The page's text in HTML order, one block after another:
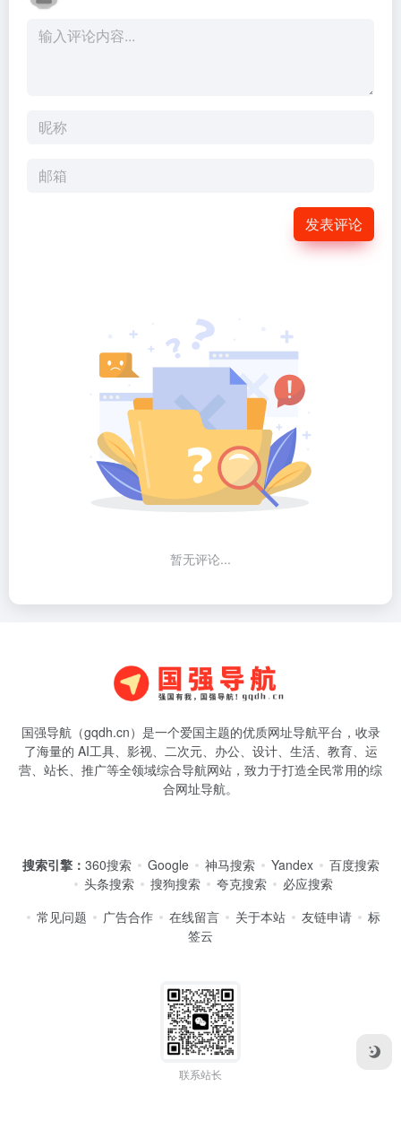
发表评论
暂无评论...
国强导航（gqdh.cn）是一个爱国主题的优质网址导航平台，收录
了海量的 AI工具、影视、二次元、办公、设计、生活、教育、运
营、站长、推广等全领域综合导航网站，致力于打造全民常用的综
合网址导航。
搜索引擎： 360搜索 Google 神马搜索 Yandex
百度搜索
头条搜索
搜狗搜索 夸克搜索
必应搜索
常见问题
广告合作 在线留言 关于本站 友链申请
标
签云
联系站长